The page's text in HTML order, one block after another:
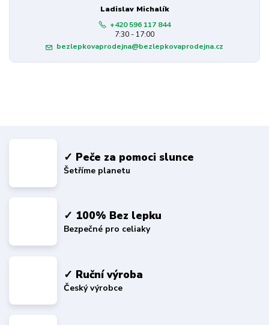
Ladislav Michalík
+420 596 117 844
7:30 - 17:00
bezlepkovaprodejna@bezlepkovaprodejna.cz
✓ Peče za pomoci slunce
Šetříme planetu
✓ 100% Bez lepku
Bezpečné pro celiaky
✓ Ruční výroba
Český výrobce